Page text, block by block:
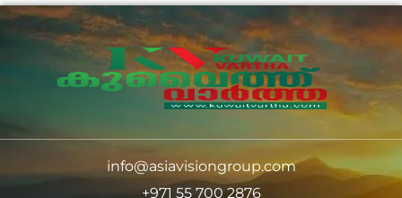
info@asiavisiongroup.com
+971 55 700 2876